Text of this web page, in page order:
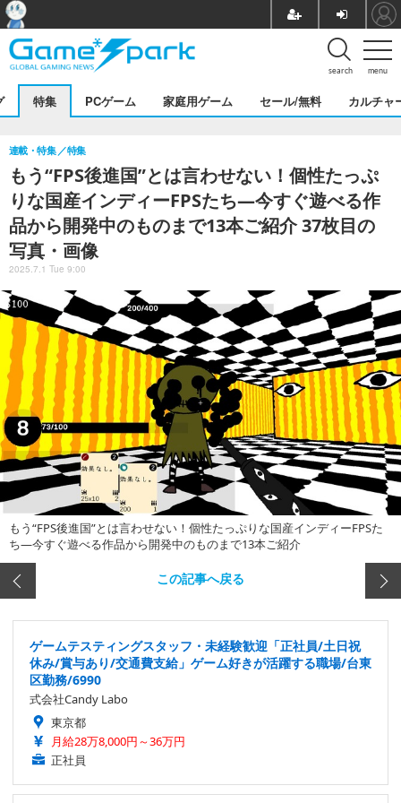
menu
search
特集 PCゲーム 家庭用ゲーム セール/無料 カルチャ
もう“FPS後進国”とは言わせない！個性たっぷ
りな国産インディーFPSたち―今すぐ遊べる作
品から開発中のものまで13本ご紹介 37枚目の
写真・画像
連載・特集 特集
2025.7.1 Tue 9:00
もう“FPS後進国”とは言わせない！個性たっぷりな国産インディーFPSた
ち―今すぐ遊べる作品から開発中のものまで13本ご紹介
この記事へ戻る
ゲームテスティングスタッフ・未経験歓迎「正社員/土日祝
休み/賞与あり/交通費支給」ゲーム好きが活躍する職場/台東
区勤務/6990
式会社Candy Labo
東京都
月給28万8,000円～36万円
正社員